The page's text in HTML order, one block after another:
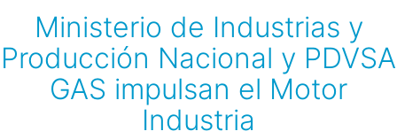
Ministerio de Industrias y
Producción Nacional y PDVSA
GAS impulsan el Motor
Industria